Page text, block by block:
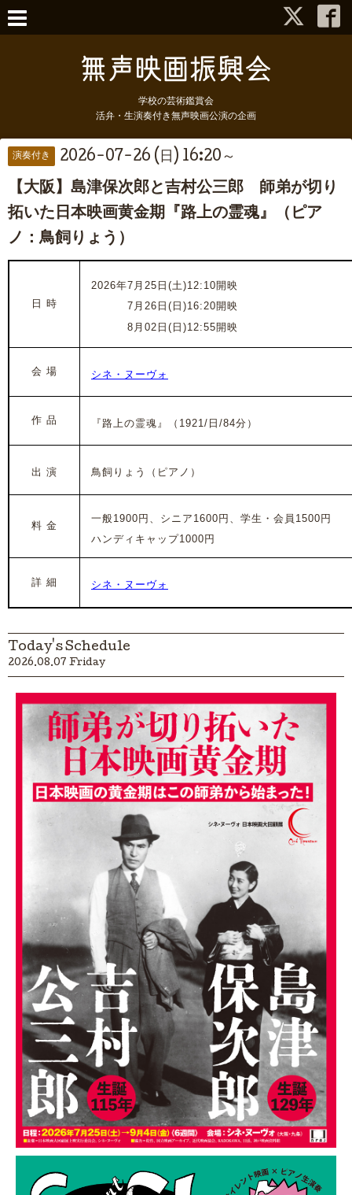
学校の芸術鑑賞会
活弁・生演奏付き無声映画公演の企画
演奏付き 2026-07-26 (日) 16:20～
【大阪】島津保次郎と吉村公三郎 師弟が切り
拓いた日本映画黄金期『路上の霊魂』（ピア
ノ：鳥飼りょう）
日 時
2026年7月25日(土)12:10開映
7月26日(日)16:20開映
8月02日(日)12:55開映
会 場 シネ・ヌーヴォ
作 品 『路上の霊魂』 （1921/日/84分）
出 演 鳥飼りょう（ピアノ）
料 金
一般1900円、シニア1600円、学生・会員1500円
ハンディキャップ1000円
詳 細 シネ・ヌーヴォ
Today's Schedule
2026.08.07 Friday